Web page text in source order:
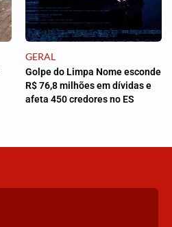
GERAL
Golpe do Limpa Nome esconde
R$ 76,8 milhões em dívidas e
afeta 450 credores no ES